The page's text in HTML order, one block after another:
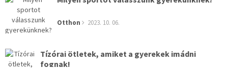
Otthon 2023. 10. 06.
Tízórai ötletek, amiket a gyerekek imádni
fognak!